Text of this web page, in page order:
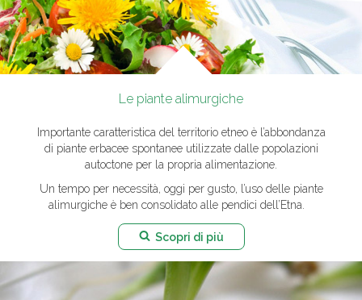
Le piante alimurgiche
Importante caratteristica del territorio etneo è l’abbondanza
di piante erbacee spontanee utilizzate dalle popolazioni
autoctone per la propria alimentazione.
Un tempo per necessità, oggi per gusto, l’uso delle piante
alimurgiche è ben consolidato alle pendici dell’Etna.
Scopri di più